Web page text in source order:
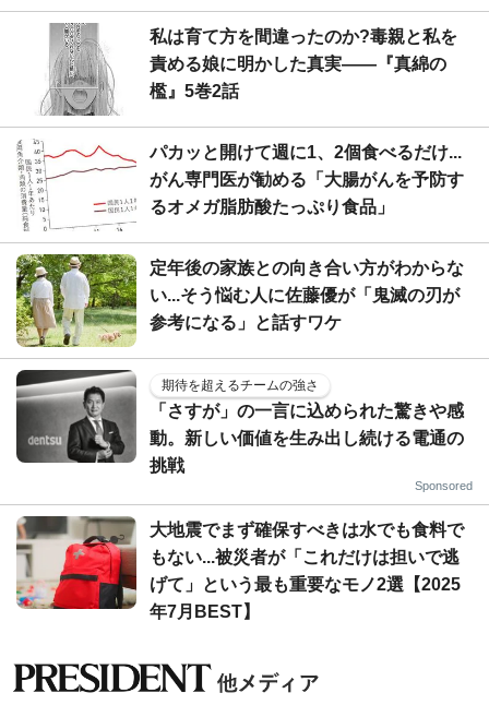
私は育て方を間違ったのか?毒親と私を
責める娘に明かした真実――『真綿の
檻』5巻2話
パカッと開けて週に1、2個食べるだけ...
がん専門医が勧める「大腸がんを予防す
るオメガ脂肪酸たっぷり食品」
定年後の家族との向き合い方がわからな
い...そう悩む人に佐藤優が「鬼滅の刃が
参考になる」と話すワケ
期待を超えるチームの強さ
「さすが」の一言に込められた驚きや感
動。新しい価値を生み出し続ける電通の
挑戦
Sponsored
大地震でまず確保すべきは水でも食料で
もない...被災者が「これだけは担いで逃
げて」という最も重要なモノ2選【2025
年7月BEST】